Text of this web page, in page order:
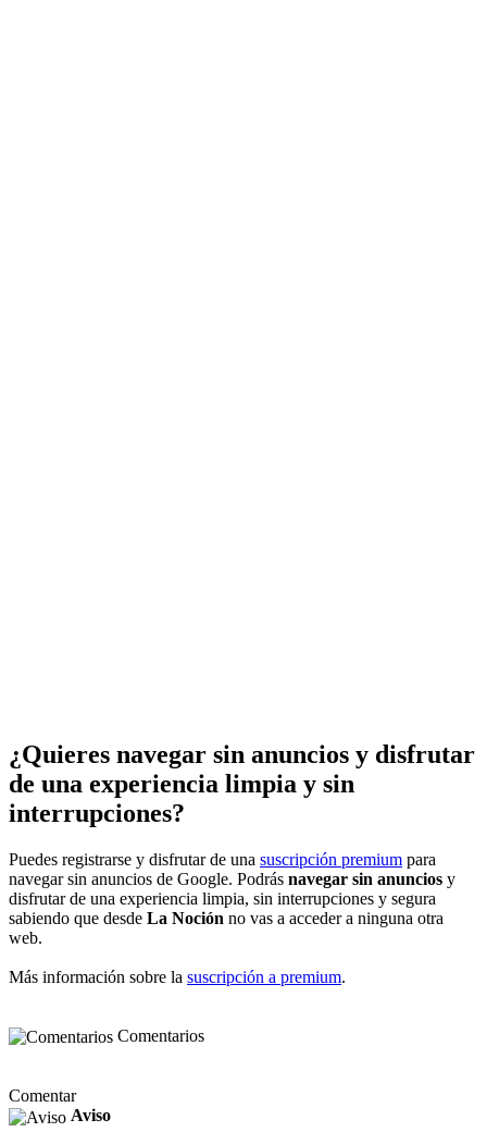
¿Quieres navegar sin anuncios y disfrutar
de una experiencia limpia y sin
interrupciones?
Puedes registrarse y disfrutar de una suscripción premium para
navegar sin anuncios de Google. Podrás navegar sin anuncios y
disfrutar de una experiencia limpia, sin interrupciones y segura
sabiendo que desde La Noción no vas a acceder a ninguna otra
web.
Más información sobre la suscripción a premium.
Comentarios
Comentar
Aviso